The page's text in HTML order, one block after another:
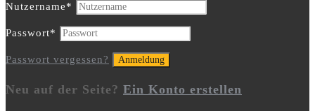
Nutzername*
Passwort*
Passwort vergessen?
Neu auf der Seite? Ein Konto erstellen